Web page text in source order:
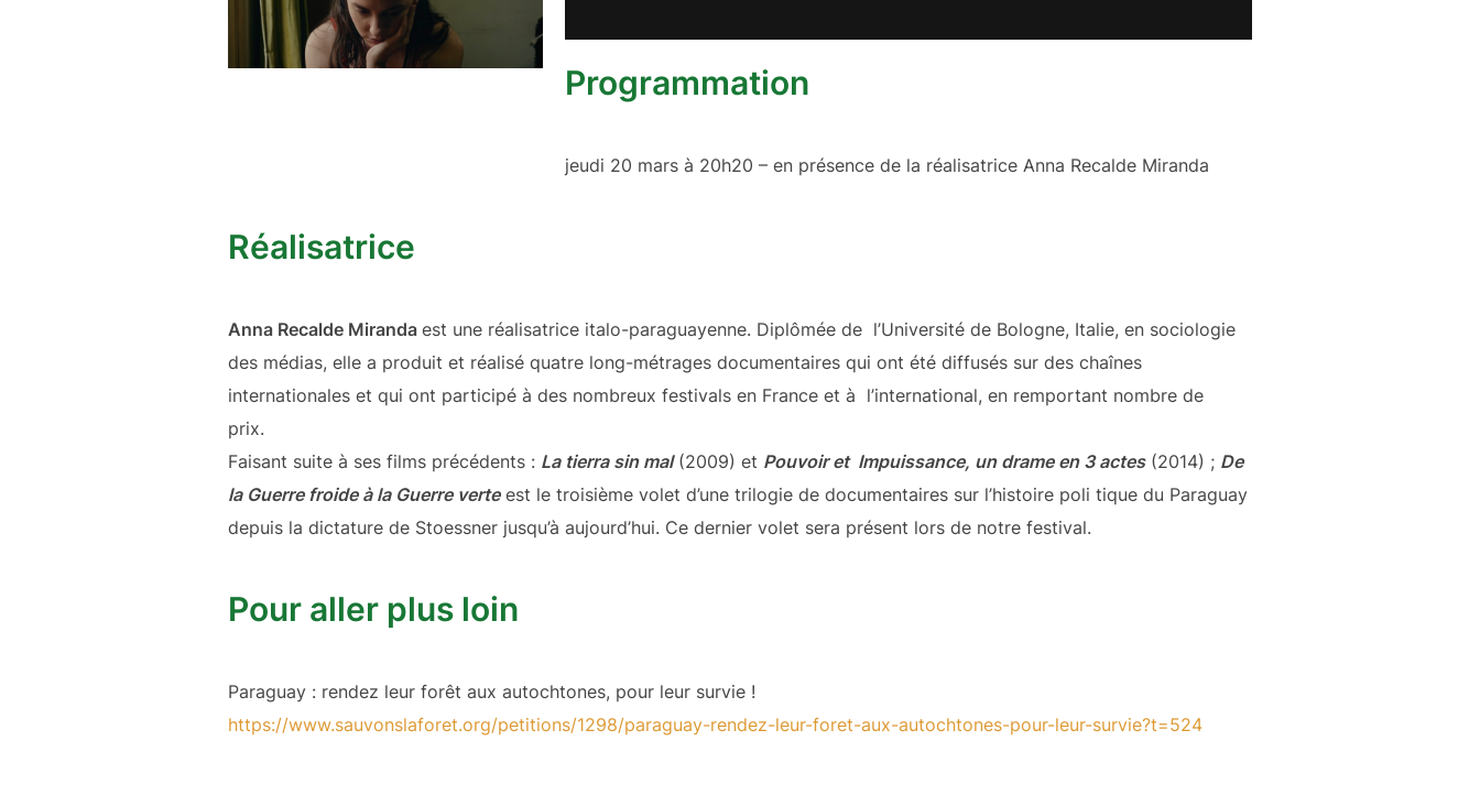
Programmation
jeudi 20 mars à 20h20 – en présence de la réalisatrice Anna Recalde Miranda
Réalisatrice
Anna Recalde Miranda est une réalisatrice italo-paraguayenne. Diplômée de l’Université de Bologne, Italie, en sociologie
des médias, elle a produit et réalisé quatre long-métrages documentaires qui ont été diffusés sur des chaînes
internationales et qui ont participé à des nombreux festivals en France et à l’international, en remportant nombre de
prix.
Faisant suite à ses films précédents : La tierra sin mal(2009) et Pouvoir et Impuissance, un drame en 3 actes(2014) ; De
la Guerre froide à la Guerre verteest le troisième volet d’une trilogie de documentaires sur l’histoire poli tique du Paraguay
depuis la dictature de Stoessner jusqu’à aujourd’hui. Ce dernier volet sera présent lors de notre festival.
Pour aller plus loin
Paraguay : rendez leur forêt aux autochtones, pour leur survie !
https://www.sauvonslaforet.org/petitions/1298/paraguay-rendez-leur-foret-aux-autochtones-pour-leur-survie?t=524